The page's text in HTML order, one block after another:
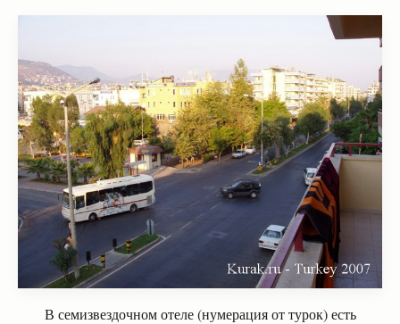
В семизвездочном отеле (нумерация от турок) есть